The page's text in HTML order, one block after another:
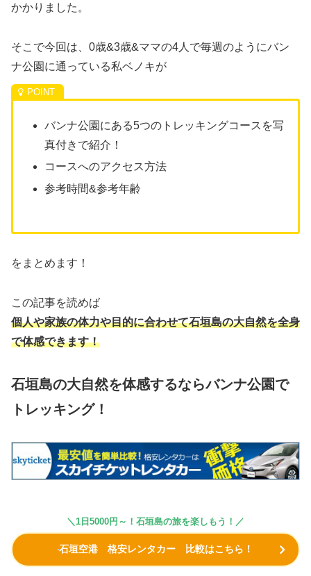
かかりました。
そこで今回は、0歳&3歳&ママの4人で毎週のようにバン
ナ公園に通っている私ベノキが
バンナ公園にある5つのトレッキングコースを写
真付きで紹介！
コースへのアクセス方法
参考時間&参考年齢
をまとめます！
この記事を読めば
個人や家族の体力や目的に合わせて石垣島の大自然を全身
で体感できます！
石垣島の大自然を体感するならバンナ公園で
トレッキング！
＼ 1日5000円～！石垣島の旅を楽しもう！ ／
石垣空港 格安レンタカー 比較はこちら！